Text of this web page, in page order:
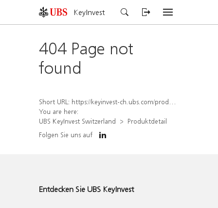
KeyInvest
404 Page not
found
Short URL: https://keyinvest-ch.ubs.com/produkt/detail/index/isin/CH1576896448
You are here:
UBS KeyInvest Switzerland
Produktdetail
Folgen Sie uns auf
Entdecken Sie UBS KeyInvest